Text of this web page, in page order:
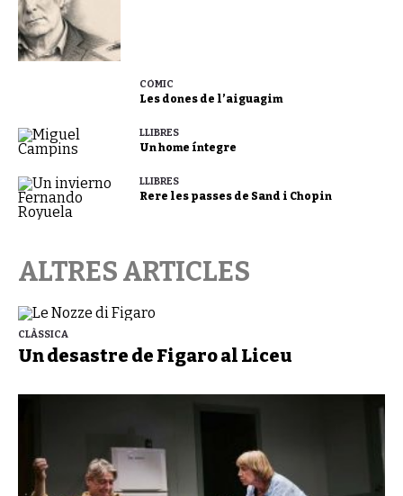
CÒMIC
Les dones de l’aiguagim
LLIBRES
Un home íntegre
LLIBRES
Rere les passes de Sand i Chopin
ALTRES ARTICLES
CLÀSSICA
Un desastre de Figaro al Liceu